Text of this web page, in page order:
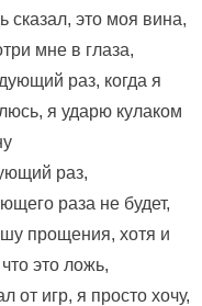
сказал, это моя вина,
мне в глаза,
раз, когда я
я ударю кулаком
раз,
раза не будет,
прощения, хотя и
это ложь,
от игр, я просто хочу,